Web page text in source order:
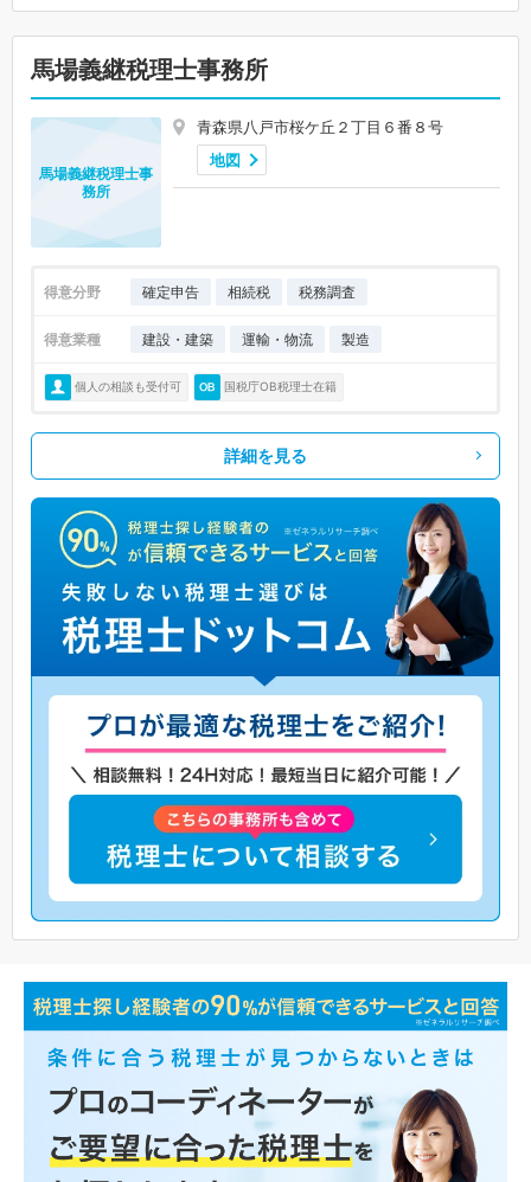
馬場義継税理士事務所
青森県八戸市桜ケ丘２丁目６番８号
地図
馬場義継税理士事
務所
得意分野 確定申告 相続税 税務調査
得意業種 建設・建築 運輸・物流 製造
個人の相談も受付可 国税庁OB税理士在籍
詳細を見る